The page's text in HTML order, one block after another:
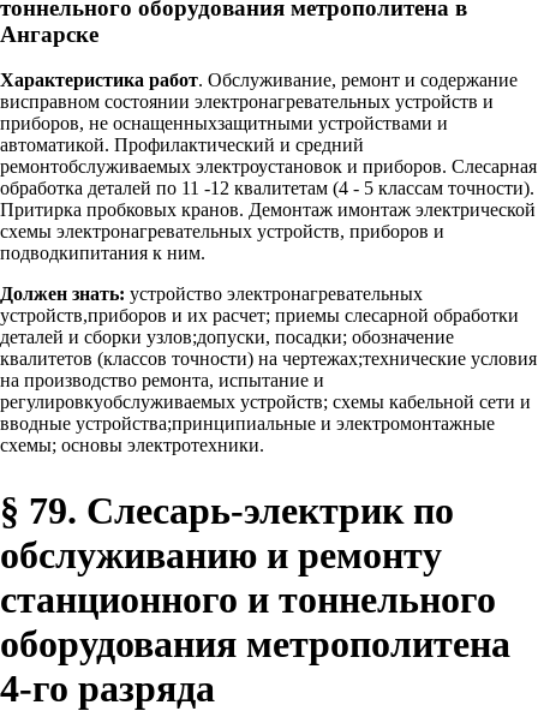
тоннельного оборудования метрополитена в
Ангарске
Характеристика работ. Обслуживание, ремонт и содержание
висправном состоянии электронагревательных устройств и
приборов, не оснащенныхзащитными устройствами и
автоматикой. Профилактический и средний
ремонтобслуживаемых электроустановок и приборов. Слесарная
обработка деталей по 11 -12 квалитетам (4 - 5 классам точности).
Притирка пробковых кранов. Демонтаж имонтаж электрической
схемы электронагревательных устройств, приборов и
подводкипитания к ним.
Должен знать: устройство электронагревательных
устройств,приборов и их расчет; приемы слесарной обработки
деталей и сборки узлов;допуски, посадки; обозначение
квалитетов (классов точности) на чертежах;технические условия
на производство ремонта, испытание и
регулировкуобслуживаемых устройств; схемы кабельной сети и
вводные устройства;принципиальные и электромонтажные
схемы; основы электротехники.
§ 79. Слесарь-электрик по
обслуживанию и ремонту
станционного и тоннельного
оборудования метрополитена
4-го разряда